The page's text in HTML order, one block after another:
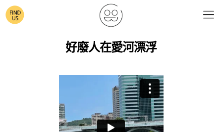
好廢人在愛河漂浮